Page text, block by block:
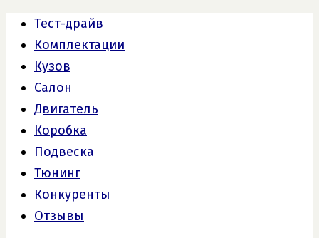
Тест-драйв
Комплектации
Кузов
Салон
Двигатель
Коробка
Подвеска
Тюнинг
Конкуренты
Отзывы